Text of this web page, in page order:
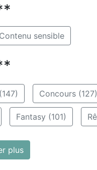
Contenu sensible
Concours (127)
Fantasy (101)
plus